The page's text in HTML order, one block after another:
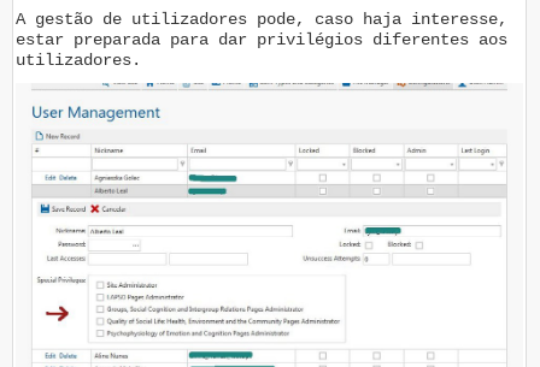
A gestão de utilizadores pode, caso haja interesse,
estar preparada para dar privilégios diferentes aos
utilizadores.